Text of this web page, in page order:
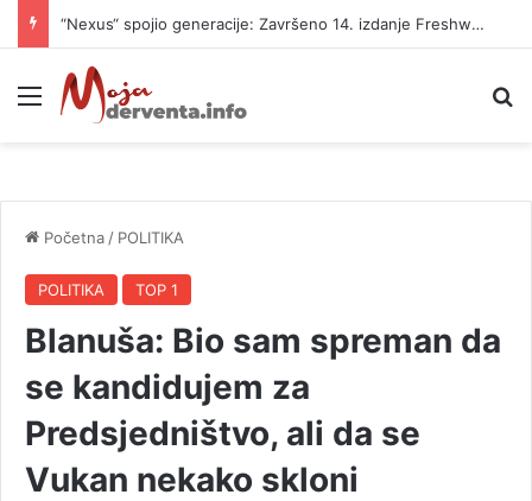
“Nexus“ spojio generacije: Završeno 14. izdanje Freshwave festivala
Meni
Početna / POLITIKA
POLITIKA TOP 1
Blanuša: Bio sam spreman da
se kandidujem za
Predsjedništvo, ali da se
Vukan nekako skloni